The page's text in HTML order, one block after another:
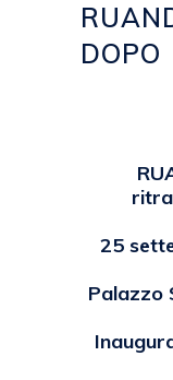
DOPO
25
Palazzo